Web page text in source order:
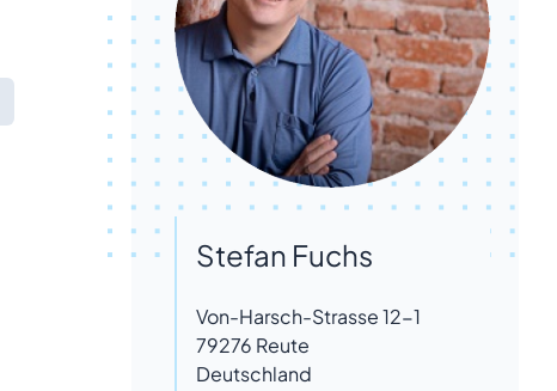
Stefan Fuchs
Von-Harsch-Strasse 12-1
79276 Reute
Deutschland